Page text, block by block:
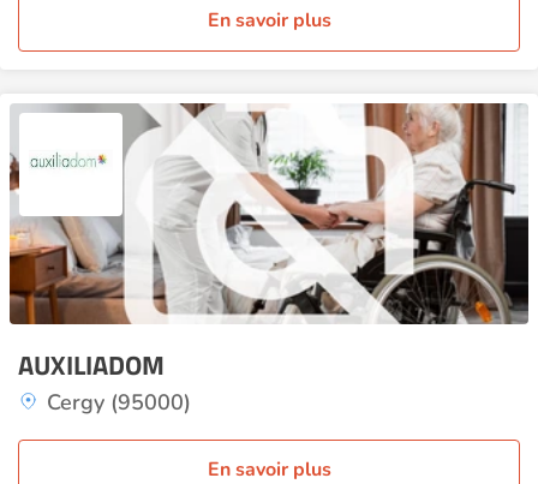
En savoir plus
AUXILIADOM
Cergy (95000)
En savoir plus